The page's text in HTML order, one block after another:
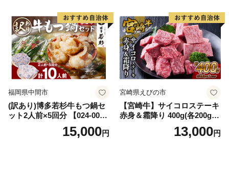
福岡県中間市
(訳あり)博多若杉牛もつ鍋セ
ット2人前×5回分 【024-002
15,000円
宮崎県えびの市
【宮崎牛】サイコロステーキ
赤身＆霜降り 400g(各200g×
１P 計2P) 真空パック 冷凍
13,000円